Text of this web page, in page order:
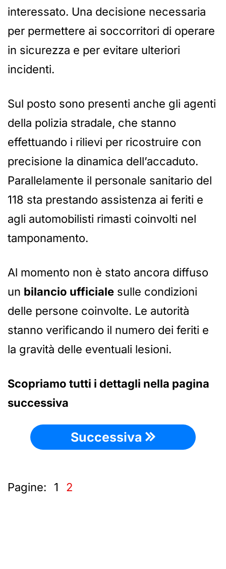
interessato. Una decisione necessaria
per permettere ai soccorritori di operare
in sicurezza e per evitare ulteriori
incidenti.
Sul posto sono presenti anche gli agenti
della polizia stradale, che stanno
effettuando i rilievi per ricostruire con
precisione la dinamica dell’accaduto.
Parallelamente il personale sanitario del
118 sta prestando assistenza ai feriti e
agli automobilisti rimasti coinvolti nel
tamponamento.
Al momento non è stato ancora diffuso
un bilancio ufficiale sulle condizioni
delle persone coinvolte. Le autorità
stanno verificando il numero dei feriti e
la gravità delle eventuali lesioni.
Scopriamo tutti i dettagli nella pagina
successiva
Successiva
Pagine: 1 2